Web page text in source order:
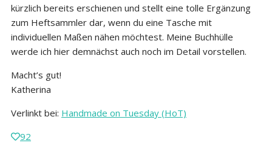
kürzlich bereits erschienen und stellt eine tolle Ergänzung
zum Heftsammler dar, wenn du eine Tasche mit
individuellen Maßen nähen möchtest. Meine Buchhülle
werde ich hier demnächst auch noch im Detail vorstellen.
Macht’s gut!
Katherina
Verlinkt bei: Handmade on Tuesday (HoT)
92